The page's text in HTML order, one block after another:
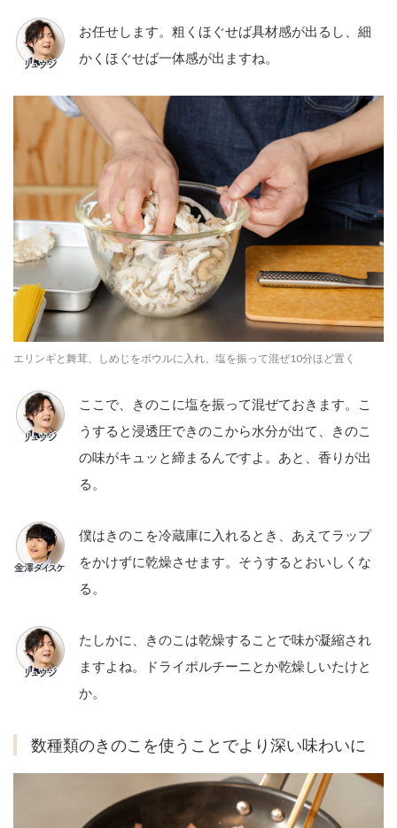
お任せします。粗くほぐせば具材感が出るし、細
かくほぐせば一体感が出ますね。
エリンギと舞茸、しめじをボウルに⼊れ、塩を振って混ぜ10分ほど置く
ここで、きのこに塩を振って混ぜておきます。こ
うすると浸透圧できのこから水分が出て、きのこ
の味がキュッと締まるんですよ。あと、香りが出
る。
僕はきのこを冷蔵庫に入れるとき、あえてラップ
をかけずに乾燥させます。そうするとおいしくな
る。
たしかに、きのこは乾燥することで味が凝縮され
ますよね。ドライポルチーニとか乾燥しいたけと
か。
数種類のきのこを使うことでより深い味わいに